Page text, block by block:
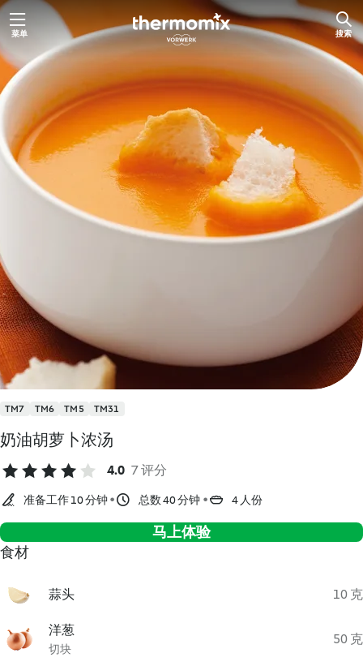
跳
至
内
容
菜单 搜索
TM7 TM6 TM5 TM31
奶油胡萝卜浓汤
4.0 7 评分
准备工作 10 分钟 总数 40 分钟 4 人份
马上体验
食材
蒜头 10 克
洋葱
切块
50 克